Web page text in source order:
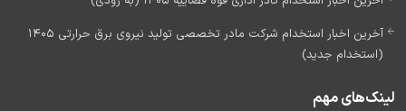
آخرین اخبار استخدام شرکت مادر تخصصی تولید نیروی برق حرارتی 1405
(استخدام جدید)
لینک‌های مهم